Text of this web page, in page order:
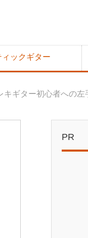
ックギター
キギター初心者への左
PR